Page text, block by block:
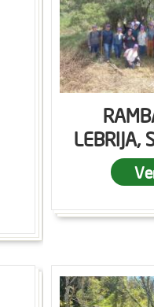
LEBRIJA,